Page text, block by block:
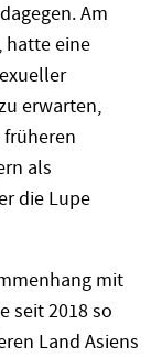
Am
hatte eine
erwarten,
als
die Lupe
mit
seit 2018 so
Land Asiens